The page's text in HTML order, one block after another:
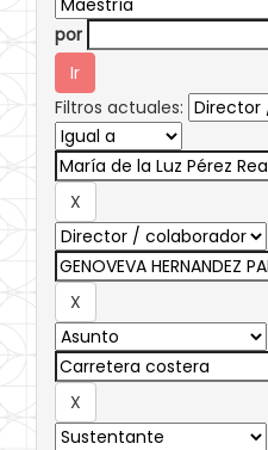
por
Filtros actuales: